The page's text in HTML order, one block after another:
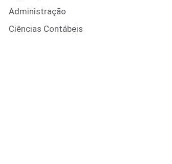
Administração
Ciências Contábeis